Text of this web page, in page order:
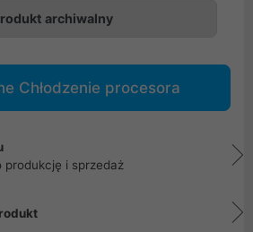
archiwalny
Chłodzenie procesora
produkcję i sprzedaż